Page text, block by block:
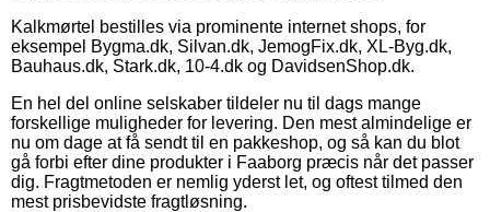
Kalkmørtel bestilles via prominente internet shops, for
eksempel Bygma.dk, Silvan.dk, JemogFix.dk, XL-Byg.dk,
Bauhaus.dk, Stark.dk, 10-4.dk og DavidsenShop.dk.
En hel del online selskaber tildeler nu til dags mange
forskellige muligheder for levering. Den mest almindelige er
nu om dage at få sendt til en pakkeshop, og så kan du blot
gå forbi efter dine produkter i Faaborg præcis når det passer
dig. Fragtmetoden er nemlig yderst let, og oftest tilmed den
mest prisbevidste fragtløsning.